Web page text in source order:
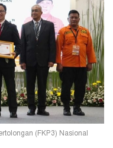
(FKP3) Nasional